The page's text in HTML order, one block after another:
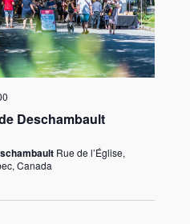
Deschambault
Rue de l’Église,
Canada